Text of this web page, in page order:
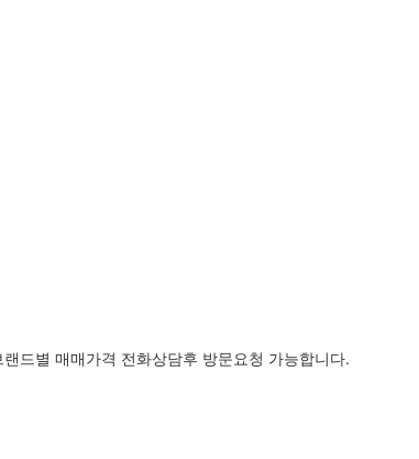
드별 매매가격 전화상담후 방문요청 가능합니다.